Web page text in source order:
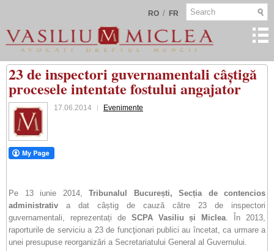
RO / FR
23 de inspectori guvernamentali câștigă
procesele intentate fostului angajator
17.06.2014 Evenimente
Pe 13 iunie 2014, Tribunalul București, Secția de contencios
administrativ a dat câștig de cauză către 23 de inspectori
guvernamentali, reprezentați de SCPA Vasiliu și Miclea. În 2013,
raporturile de serviciu a 23 de funcţionari publici au încetat, ca urmare a
unei presupuse reorganizări a Secretariatului General al Guvernului.